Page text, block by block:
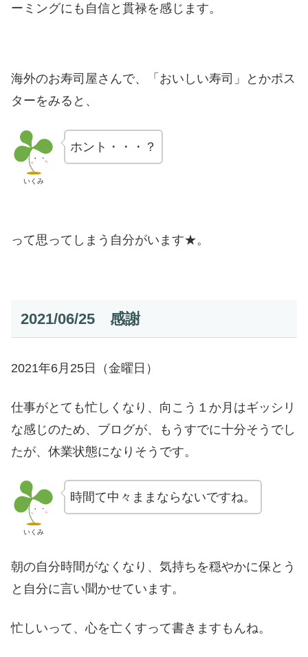
ーミングにも自信と貫禄を感じます。
海外のお寿司屋さんで、「おいしい寿司」とかポス
ターをみると、
いくみ
ホント・・・？
って思ってしまう自分がいます★。
2021/06/25 感謝
2021年6月25日（金曜日）
仕事がとても忙しくなり、向こう１か月はギッシリ
な感じのため、ブログが、もうすでに十分そうでし
たが、休業状態になりそうです。
いくみ
時間て中々ままならないですね。
朝の自分時間がなくなり、気持ちを穏やかに保とう
と自分に言い聞かせています。
忙しいって、心を亡くすって書きますもんね。